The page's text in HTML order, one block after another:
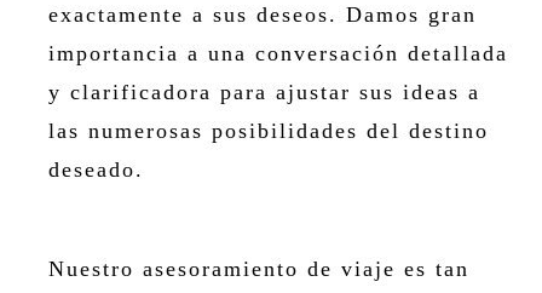
exactamente a sus deseos. Damos gran
importancia a una conversación detallada
y clarificadora para ajustar sus ideas a
las numerosas posibilidades del destino
deseado.
Nuestro asesoramiento de viaje es tan